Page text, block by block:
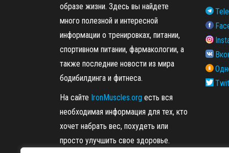
образе жизни. Здесь вы найдете
много полезной и интересной
информации о тренировках, питании,
спортивном питании, фармакологии, а
также последние новости из мира
бодибилдинга и фитнеса.
На сайте IronMuscles.org есть вся
необходимая информация для тех, кто
хочет набрать вес, похудеть или
просто улучшить свое здоровье.